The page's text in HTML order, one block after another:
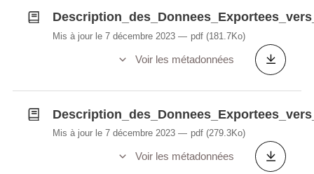
Mis à jour le 7 décembre 2023 pdf (181.7Ko)
Voir les métadonnées
Mis à jour le 7 décembre 2023 pdf (279.3Ko)
Voir les métadonnées